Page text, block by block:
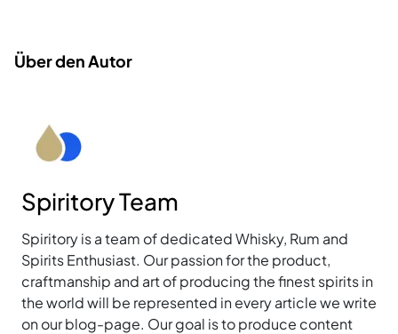
Über den Autor
Spiritory Team
Spiritory is a team of dedicated Whisky, Rum and
Spirits Enthusiast. Our passion for the product,
craftmanship and art of producing the finest spirits in
the world will be represented in every article we write
on our blog-page. Our goal is to produce content